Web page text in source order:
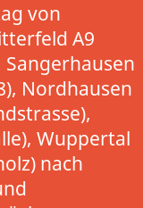
von
A9
Nordhausen
Wuppertal
nach